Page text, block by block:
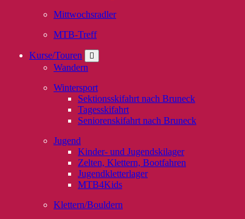
Mittwochsradler
MTB-Treff
Kurse/Touren
Wandern
Wintersport
Sektionsskifahrt nach Bruneck
Tagesskifahrt
Seniorenskifahrt nach Bruneck
Jugend
Kinder- und Jugendskilager
Zelten, Klettern, Bootfahren
Jugendkletterlager
MTB4Kids
Klettern/Bouldern